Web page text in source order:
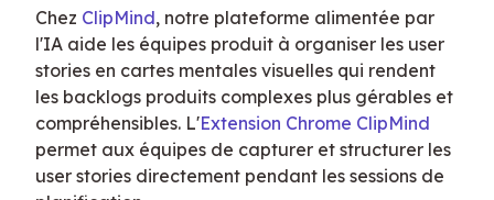
Chez ClipMind, notre plateforme alimentée par
l'IA aide les équipes produit à organiser les user
stories en cartes mentales visuelles qui rendent
les backlogs produits complexes plus gérables et
compréhensibles. L'Extension Chrome ClipMind
permet aux équipes de capturer et structurer les
user stories directement pendant les sessions de